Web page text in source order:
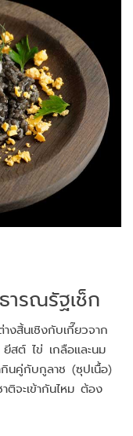
ารณรัฐเช็ก
งสิ้นเชิงกับเกี๊ยวจาก
ยีสต์ ไข่ เกลือและนม
กินคู่กับกูลาช (ซุปเนื้อ)
ติจะเข้ากันไหม ต้อง